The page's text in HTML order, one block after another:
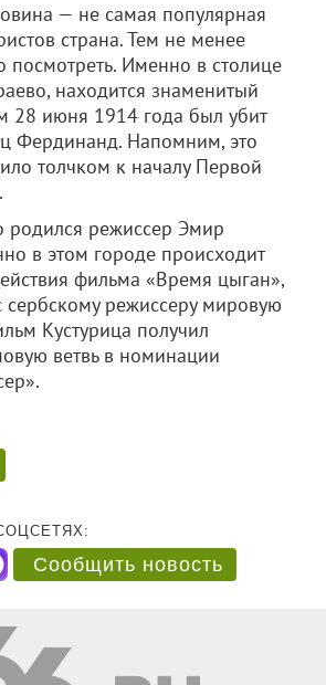
— не самая популярная
страна. Тем не менее
посмотреть. Именно в столице
находится знаменитый
28 июня 1914 года был убит
Фердинанд. Напомним, это
толчком к началу Первой
родился режиссер Эмир
в этом городе происходит
фильма «Время цыган»,
режиссеру мировую
Кустурица получил
ветвь в номинации
Сообщить новость